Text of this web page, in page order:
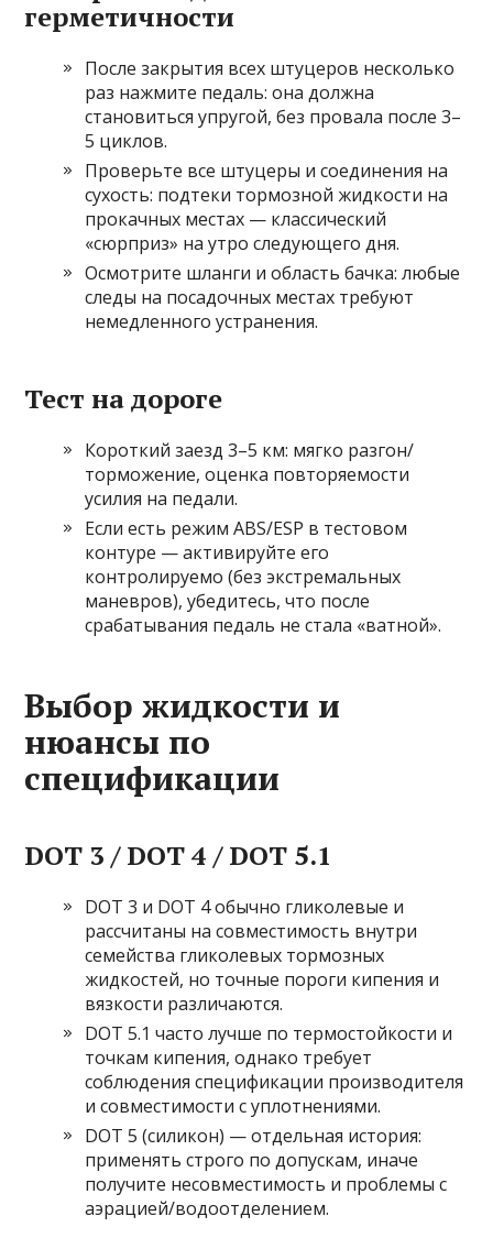
герметичности
После закрытия всех штуцеров несколько
раз нажмите педаль: она должна
становиться упругой, без провала после 3–
5 циклов.
Проверьте все штуцеры и соединения на
сухость: подтеки тормозной жидкости на
прокачных местах — классический
«сюрприз» на утро следующего дня.
Осмотрите шланги и область бачка: любые
следы на посадочных местах требуют
немедленного устранения.
Тест на дороге
Короткий заезд 3–5 км: мягко разгон/
торможение, оценка повторяемости
усилия на педали.
Если есть режим ABS/ESP в тестовом
контуре — активируйте его
контролируемо (без экстремальных
маневров), убедитесь, что после
срабатывания педаль не стала «ватной».
Выбор жидкости и
нюансы по
спецификации
DOT 3 / DOT 4 / DOT 5.1
DOT 3 и DOT 4 обычно гликолевые и
рассчитаны на совместимость внутри
семейства гликолевых тормозных
жидкостей, но точные пороги кипения и
вязкости различаются.
DOT 5.1 часто лучше по термостойкости и
точкам кипения, однако требует
соблюдения спецификации производителя
и совместимости с уплотнениями.
DOT 5 (силикон) — отдельная история:
применять строго по допускам, иначе
получите несовместимость и проблемы с
аэрацией/водоотделением.